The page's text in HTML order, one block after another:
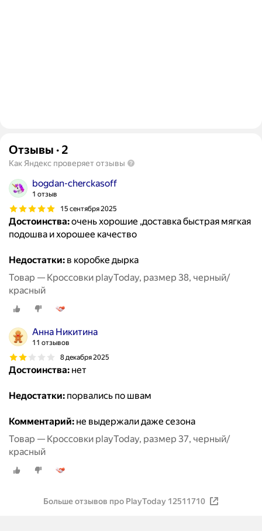
Отзывы · 2
Как Яндекс проверяет отзывы
bogdan-cherckasoff
1 отзыв
15 сентября 2025
Достоинства:очень хорошие ,доставка быстрая мягкая
подошва и хорошее качество
Недостатки: в коробке дырка
Товар — Кроссовки playToday, размер 38, черный/
красный
Анна Никитина
11 отзывов
8 декабря 2025
Достоинства: нет
Недостатки: порвались по швам
Комментарий: не выдержали даже сезона
Товар — Кроссовки playToday, размер 37, черный/
красный
Больше отзывов про PlayToday 12511710